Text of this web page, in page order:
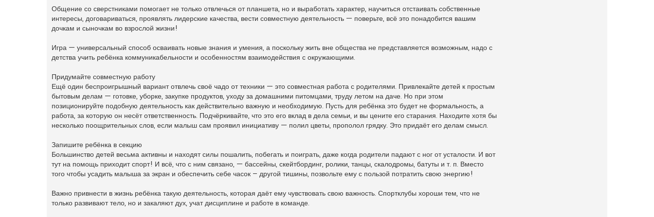
Общение со сверстниками помогает не только отвлечься от планшета, но и выработать характер, научиться отстаивать собственные
интересы, договариваться, проявлять лидерские качества, вести совместную деятельность — поверьте, всё это понадобится вашим
дочкам и сыночкам во взрослой жизни!
Игра — универсальный способ осваивать новые знания и умения, а поскольку жить вне общества не представляется возможным, надо с
детства учить ребёнка коммуникабельности и особенностям взаимодействия с окружающими.
Придумайте совместную работу
Ещё один беспроигрышный вариант отвлечь своё чадо от техники — это совместная работа с родителями. Привлекайте детей к простым
бытовым делам — готовке, уборке, закупке продуктов, уходу за домашними питомцами, труду летом на даче. Но при этом
позиционируйте подобную деятельность как действительно важную и необходимую. Пусть для ребёнка это будет не формальность, а
работа, за которую он несёт ответственность. Подчёркивайте, что это его вклад в дела семьи, и вы цените его старания. Находите хотя бы
несколько поощрительных слов, если малыш сам проявил инициативу — полил цветы, прополол грядку. Это придаёт его делам смысл.
Запишите ребёнка в секцию
Большинство детей весьма активны и находят силы пошалить, побегать и поиграть, даже когда родители падают с ног от усталости. И вот
тут на помощь приходит спорт! И всё, что с ним связано, — бассейны, скейтбординг, ролики, танцы, скалодромы, батуты и т. п. Вместо
того чтобы усадить малыша за экран и обеспечить себе часок – другой тишины, позвольте ему с пользой потратить свою энергию!
Важно привнести в жизнь ребёнка такую деятельность, которая даёт ему чувствовать свою важность. Спортклубы хороши тем, что не
только развивают тело, но и закаляют дух, учат дисциплине и работе в команде.